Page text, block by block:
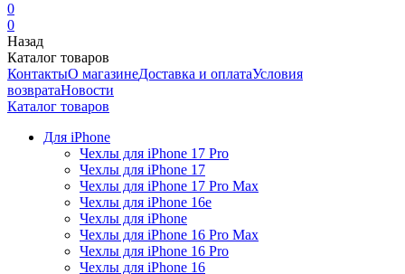
0
0
Назад
Каталог товаров
КонтактыО магазинеДоставка и оплатаУсловия
возвратаНовости
Каталог товаров
Для iPhone
Чехлы для iPhone 17 Pro
Чехлы для iPhone 17
Чехлы для iPhone 17 Pro Max
Чехлы для iPhone 16e
Чехлы для iPhone
Чехлы для iPhone 16 Pro Max
Чехлы для iPhone 16 Pro
Чехлы для iPhone 16